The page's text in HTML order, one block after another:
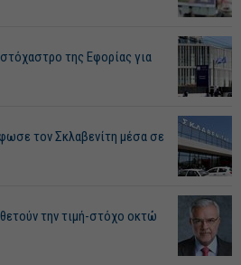
της Εφορίας για
τον Σκλαβενίτη μέσα σε
την τιμή-στόχο οκτώ